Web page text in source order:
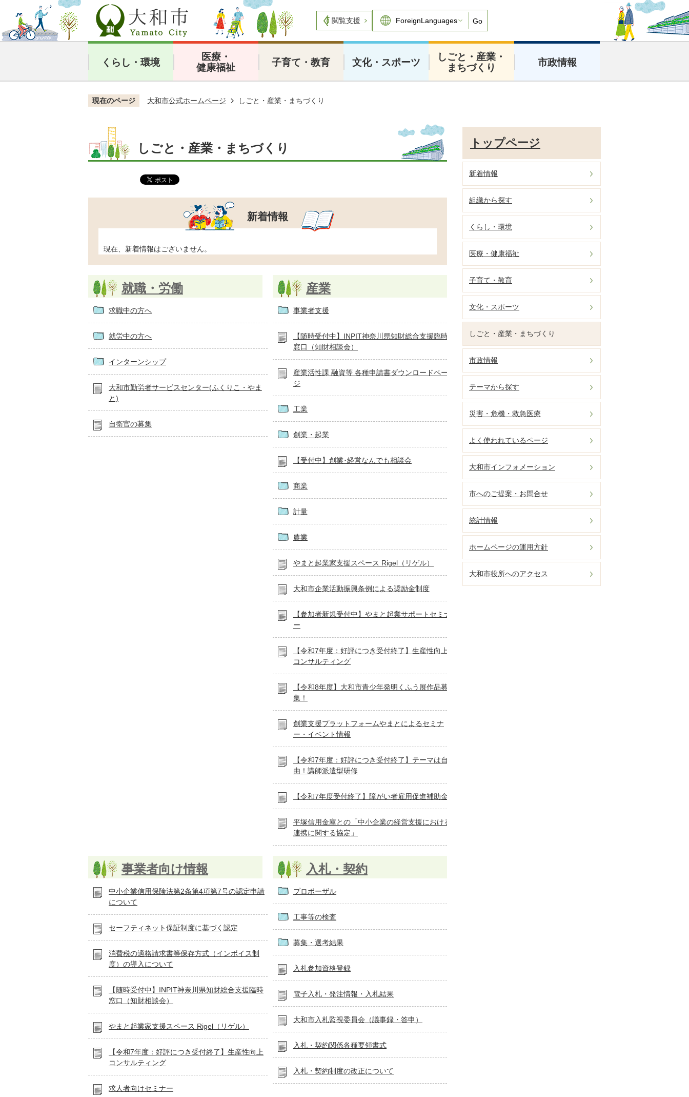
閲覧支援 Go
くらし・環境
医療・
健康福祉
子育て・教育 文化・スポーツ
しごと・産業・
まちづくり
市政情報
現在のページ 大和市公式ホームページ しごと・産業・まちづくり
しごと・産業・まちづくり
新着情報
現在、新着情報はございません。
就職・労働
求職中の方へ
就労中の方へ
インターンシップ
大和市勤労者サービスセンター(ふくりこ・やま
と)
自衛官の募集
産業
事業者支援
【随時受付中】INPIT神奈川県知財総合支援臨時
窓口（知財相談会）
産業活性課 融資等 各種申請書ダウンロードペー
ジ
工業
創業・起業
【受付中】創業･経営なんでも相談会
商業
計量
農業
やまと起業家支援スペース Rigel（リゲル）
大和市企業活動振興条例による奨励金制度
【参加者新規受付中】やまと起業サポートセミナ
ー
【令和7年度：好評につき受付終了】生産性向上
コンサルティング
【令和8年度】大和市青少年発明くふう展作品募
集！
創業支援プラットフォームやまとによるセミナ
ー・イベント情報
【令和7年度：好評につき受付終了】テーマは自
由！講師派遣型研修
【令和7年度受付終了】障がい者雇用促進補助金
平塚信用金庫との「中小企業の経営支援における
連携に関する協定」
事業者向け情報
中小企業信用保険法第2条第4項第7号の認定申請
について
セーフティネット保証制度に基づく認定
消費税の適格請求書等保存方式（インボイス制
度）の導入について
【随時受付中】INPIT神奈川県知財総合支援臨時
窓口（知財相談会）
やまと起業家支援スペース Rigel（リゲル）
【令和7年度：好評につき受付終了】生産性向上
コンサルティング
求人者向けセミナー
入札・契約
プロポーザル
工事等の検査
募集・選考結果
入札参加資格登録
電子入札・発注情報・入札結果
大和市入札監視委員会（議事録・答申）
入札・契約関係各種要領書式
入札・契約制度の改正について
トップページ
新着情報
組織から探す
くらし・環境
医療・健康福祉
子育て・教育
文化・スポーツ
しごと・産業・まちづくり
市政情報
テーマから探す
災害・危機・救急医療
よく使われているページ
大和市インフォメーション
市へのご提案・お問合せ
統計情報
ホームページの運用方針
大和市役所へのアクセス